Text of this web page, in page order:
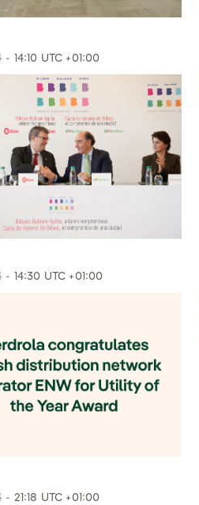
- 14:10 UTC +01:00
- 14:30 UTC +01:00
- 21:18 UTC +01:00